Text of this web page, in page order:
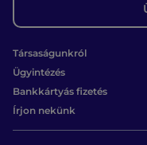
Társaságunkról
Ügyintézés
Bankkártyás fizetés
Írjon nekünk